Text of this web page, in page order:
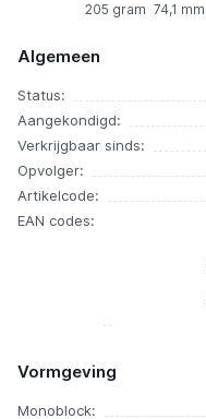
205 gram 74,1 mm
Algemeen
Status:
Aangekondigd:
Verkrijgbaar sinds:
Opvolger:
Artikelcode:
EAN codes:
Vormgeving
Monoblock: